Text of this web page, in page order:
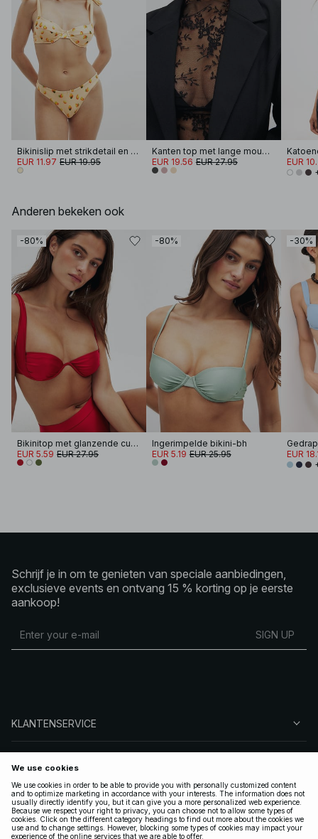
Bikinislip met strikdetail en print
EUR 11.97 EUR 19.95
Kanten top met lange mouwen
EUR 19.56 EUR 27.95
EUR
Anderen bekeken ook
-80%
Bikinitop met glanzende cups
EUR 5.59 EUR 27.95
-80%
Ingerimpelde bikini-bh
EUR 5.19 EUR 25.95
-30%
EUR
Schrijf je in om te genieten van speciale aanbiedingen,
exclusieve events en ontvang 15 % korting op je eerste
aankoop!
SIGN UP
KLANTENSERVICE
VOLG ONS
LEGAAL